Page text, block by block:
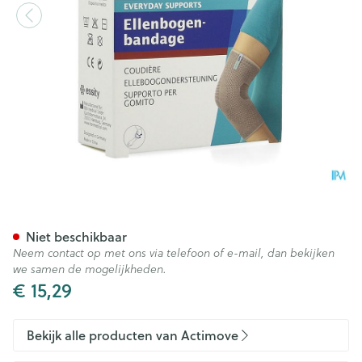
€ 15,29
Niet beschikbaar
Neem contact op met ons via telefoon of e-mail, dan bekijken
we samen de mogelijkheden.
Bekijk alle producten van Actimove